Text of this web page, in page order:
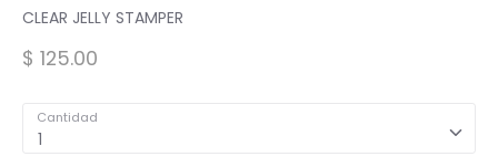
Spa para Manos y Pies
CLEAR JELLY STAMPER
$ 125.00
Cantidad
1